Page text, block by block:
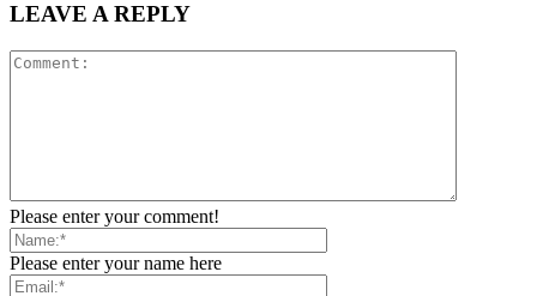
LEAVE A REPLY
Please enter your comment!
Please enter your name here